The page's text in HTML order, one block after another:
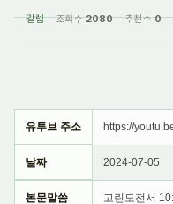
갈렙 조회 수2080 추천 수0
유투브 주소 https://
날짜 2024-07-05
본문말씀 고린도전서